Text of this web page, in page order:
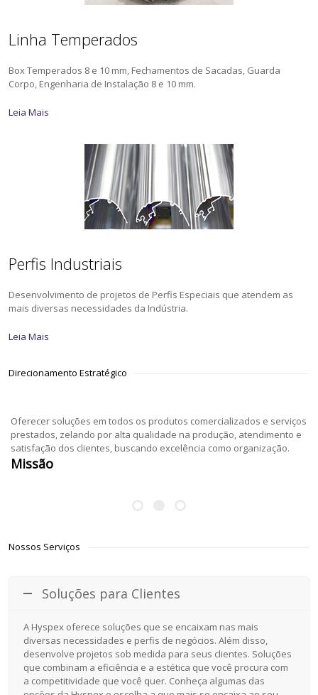
Linha Temperados
Box Temperados 8 e 10 mm, Fechamentos de Sacadas, Guarda
Corpo, Engenharia de Instalação 8 e 10 mm.
Leia Mais
Perfis Industriais
Desenvolvimento de projetos de Perfis Especiais que atendem as
mais diversas necessidades da Indústria.
Leia Mais
Direcionamento Estratégico
Oferecer soluções em todos os produtos comercializados e serviços
prestados, zelando por alta qualidade na produção, atendimento e
satisfação dos clientes, buscando excelência como organização.
Missão
Nossos Serviços
Soluções para Clientes
A Hyspex oferece soluções que se encaixam nas mais
diversas necessidades e perfis de negócios. Além disso,
desenvolve projetos sob medida para seus clientes. Soluções
que combinam a eficiência e a estética que você procura com
a competitividade que você quer. Conheça algumas das